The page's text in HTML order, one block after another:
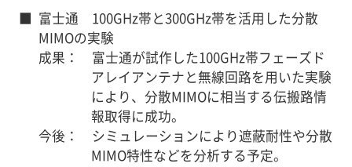
■ 富士通 100GHz帯と300GHz帯を活用した分散
MIMOの実験
成果： 富士通が試作した100GHz帯フェーズド
アレイアンテナと無線回路を用いた実験
により、分散MIMOに相当する伝搬路情
報取得に成功。
今後： シミュレーションにより遮蔽耐性や分散
MIMO特性などを分析する予定。